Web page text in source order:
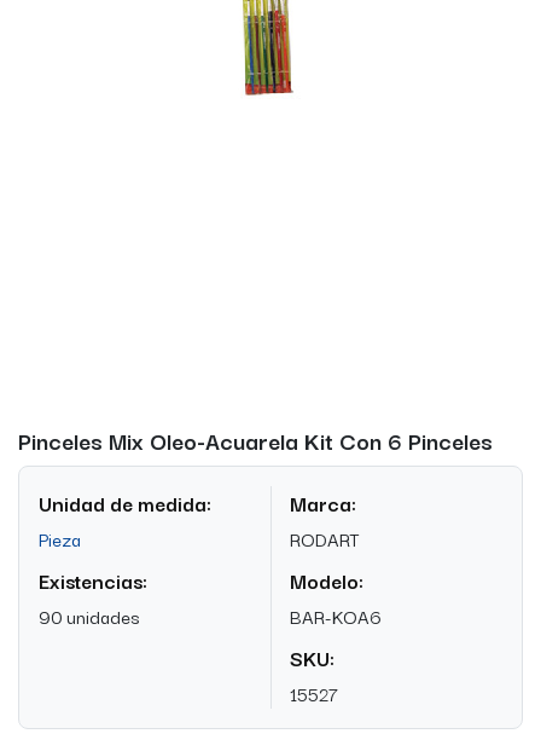
Pinceles Mix Oleo-Acuarela Kit Con 6 Pinceles
Unidad de medida:
Pieza
Existencias:
90 unidades
Marca:
RODART
Modelo:
BAR-KOA6
SKU:
15527